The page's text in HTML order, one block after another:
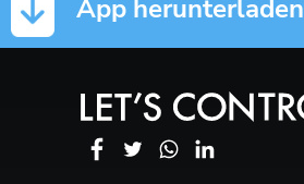
App herunterladen
Bild